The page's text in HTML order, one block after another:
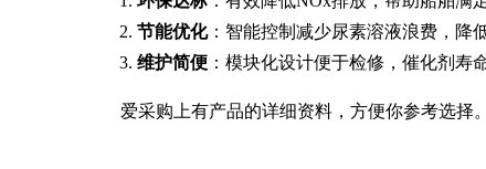
节能优化：智能控制减少尿素溶液浪费，降
维护简便 ：模块化设计便于检修，催化剂寿
爱采购上有产品的详细资料，方便你参考选择